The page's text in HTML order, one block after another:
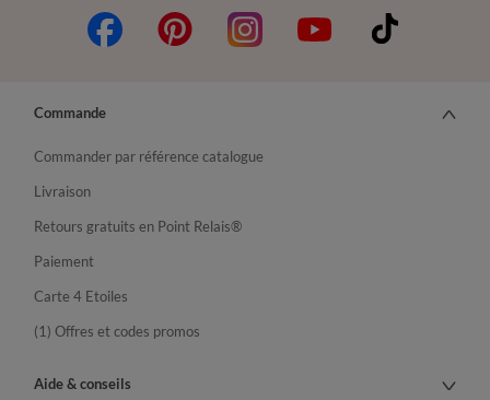
Commande
Commander par référence catalogue
Livraison
Retours gratuits en Point Relais®
Paiement
Carte 4 Etoiles
(1) Offres et codes promos
Aide & conseils